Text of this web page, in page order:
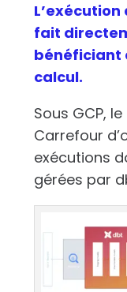
fait
bénéficiant
calcul.
Sous GCP,
Carrefour
exécutions
gérées par